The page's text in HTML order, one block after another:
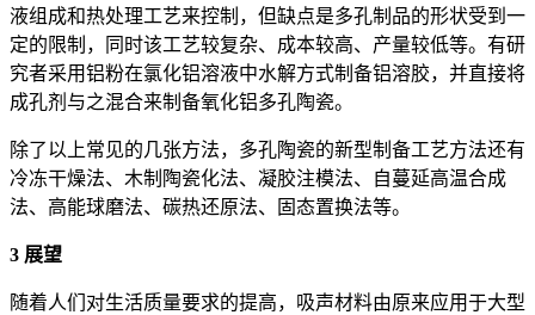
液组成和热处理工艺来控制，但缺点是多孔制品的形状受到一
定的限制，同时该工艺较复杂、成本较高、产量较低等。有研
究者采用铝粉在氯化铝溶液中水解方式制备铝溶胶，并直接将
成孔剂与之混合来制备氧化铝多孔陶瓷。
除了以上常见的几张方法，多孔陶瓷的新型制备工艺方法还有
冷冻干燥法、木制陶瓷化法、凝胶注模法、自蔓延高温合成
法、高能球磨法、碳热还原法、固态置换法等。
3 展望
随着人们对生活质量要求的提高，吸声材料由原来应用于大型